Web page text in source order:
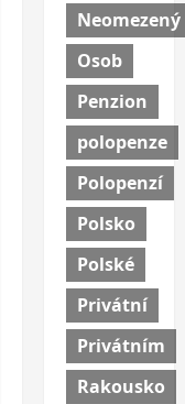
Neomezený
Osob
Penzion
polopenze
Polopenzí
Polsko
Polské
Privátní
Privátním
Rakousko